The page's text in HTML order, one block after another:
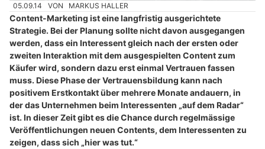
05.09.14 VON MARKUS HALLER
Content-Marketing ist eine langfristig ausgerichtete
Strategie. Bei der Planung sollte nicht davon ausgegangen
werden, dass ein Interessent gleich nach der ersten oder
zweiten Interaktion mit dem ausgespielten Content zum
Käufer wird, sondern dazu erst einmal Vertrauen fassen
muss. Diese Phase der Vertrauensbildung kann nach
positivem Erstkontakt über mehrere Monate andauern, in
der das Unternehmen beim Interessenten „auf dem Radar“
ist. In dieser Zeit gibt es die Chance durch regelmässige
Veröffentlichungen neuen Contents, dem Interessenten zu
zeigen, dass sich „hier was tut.“